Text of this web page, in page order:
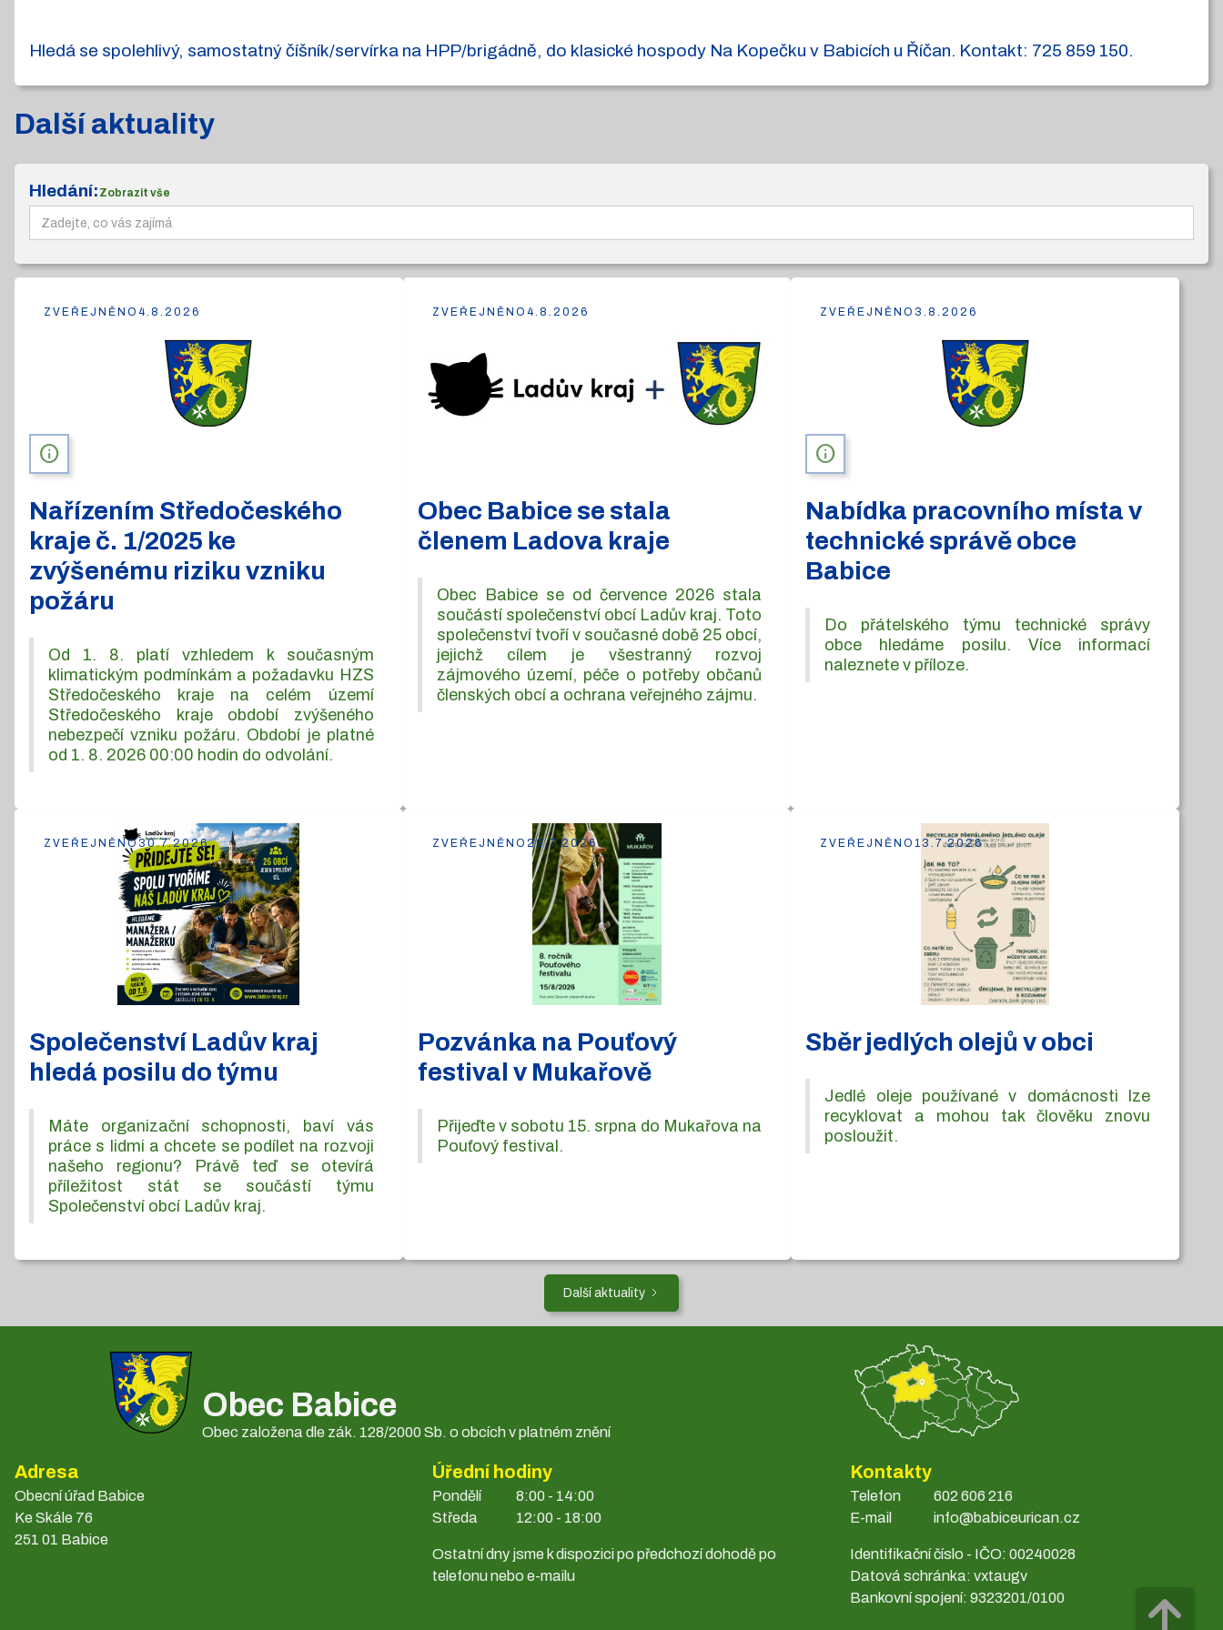
Hledá se spolehlivý, samostatný číšník/servírka na HPP/brigádně, do klasické hospody Na Kopečku v Babicích u Říčan. Kontakt: 725 859 150.
Další aktuality
Hledání: Zobrazit vše
info
Nařízením Středočeského
kraje č. 1/2025 ke
zvýšenému riziku vzniku
požáru
Od 1. 8. platí vzhledem k současným
klimatickým podmínkám a požadavku HZS
Středočeského kraje na celém území
Středočeského kraje období zvýšeného
nebezpečí vzniku požáru. Období je platné
od 1. 8. 2026 00:00 hodin do odvolání.
ZVEŘEJNĚNO 4.8.2026
Obec Babice se stala
členem Ladova kraje
Obec Babice se od července 2026 stala
součástí společenství obcí Ladův kraj. Toto
společenství tvoří v současné době 25 obcí,
jejichž cílem je všestranný rozvoj
zájmového území, péče o potřeby občanů
členských obcí a ochrana veřejného zájmu.
ZVEŘEJNĚNO 4.8.2026
info
Nabídka pracovního místa v
technické správě obce
Babice
Do přátelského týmu technické správy
obce hledáme posilu. Více informací
naleznete v příloze.
ZVEŘEJNĚNO 3.8.2026
Společenství Ladův kraj
hledá posilu do týmu
Máte organizační schopnosti, baví vás
práce s lidmi a chcete se podílet na rozvoji
našeho regionu? Právě teď se otevírá
příležitost stát se součástí týmu
Společenství obcí Ladův kraj.
ZVEŘEJNĚNO 30.7.2026
Pozvánka na Pouťový
festival v Mukařově
Přijeďte v sobotu 15. srpna do Mukařova na
Pouťový festival.
ZVEŘEJNĚNO 29.7.2026
Sběr jedlých olejů v obci
Jedlé oleje používané v domácnosti lze
recyklovat a mohou tak člověku znovu
posloužit.
ZVEŘEJNĚNO13.7.2026
Další aktuality
Obec Babice
Obec založena dle zák. 128/2000 Sb. o obcích v platném znění
Adresa
Obecní úřad Babice
Ke Skále 76
251 01 Babice
Úřední hodiny
Pondělí
Středa
8:00 - 14:00
12:00 - 18:00
Ostatní dny jsme k dispozici po předchozí dohodě po
telefonu nebo e-mailu
Kontakty
Telefon
E-mail
602 606 216
info@babiceurican.cz
Identifikační číslo - IČO: 00240028
Datová schránka: vxtaugv
Bankovní spojení: 9323201/0100